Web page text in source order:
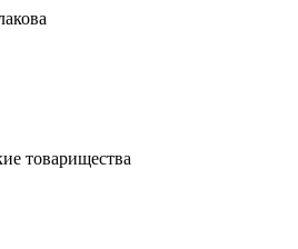
товарищества